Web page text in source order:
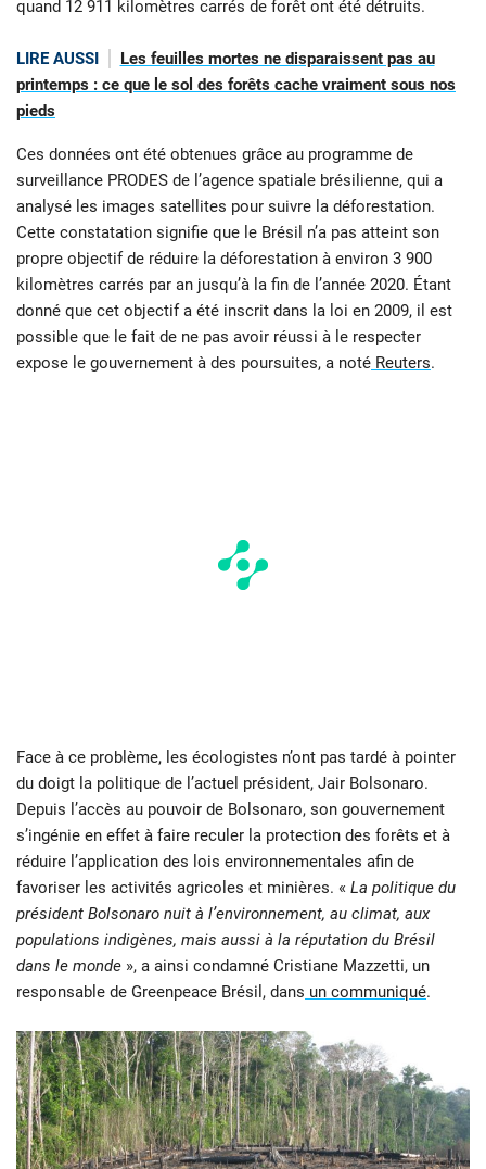
quand 12 911 kilomètres carrés de forêt ont été détruits.
LIRE AUSSI
Les feuilles mortes ne disparaissent pas au
printemps : ce que le sol des forêts cache vraiment sous nos
pieds
Ces données ont été obtenues grâce au programme de
surveillance PRODES de l’agence spatiale brésilienne, qui a
analysé les images satellites pour suivre la déforestation.
Cette constatation signifie que le Brésil n’a pas atteint son
propre objectif de réduire la déforestation à environ 3 900
kilomètres carrés par an jusqu’à la fin de l’année 2020. Étant
donné que cet objectif a été inscrit dans la loi en 2009, il est
possible que le fait de ne pas avoir réussi à le respecter
expose le gouvernement à des poursuites, a noté Reuters.
Face à ce problème, les écologistes n’ont pas tardé à pointer
du doigt la politique de l’actuel président, Jair Bolsonaro.
Depuis l’accès au pouvoir de Bolsonaro, son gouvernement
s’ingénie en effet à faire reculer la protection des forêts et à
réduire l’application des lois environnementales afin de
favoriser les activités agricoles et minières. « La politique du
président Bolsonaro nuit à l’environnement, au climat, aux
populations indigènes, mais aussi à la réputation du Brésil
dans le monde », a ainsi condamné Cristiane Mazzetti, un
responsable de Greenpeace Brésil, dans un communiqué.